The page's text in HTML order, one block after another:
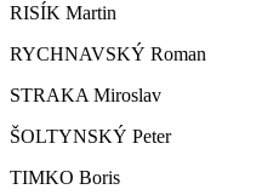
RISÍK Martin
RYCHNAVSKÝ Roman
STRAKA Miroslav
ŠOLTYNSKÝ Peter
TIMKO Boris